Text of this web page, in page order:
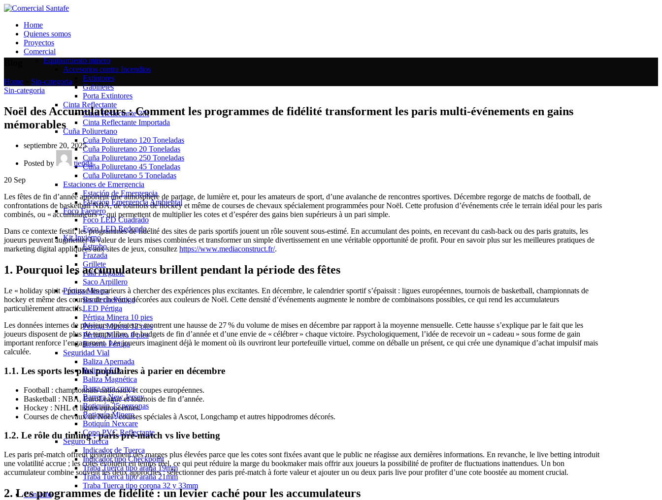
Home
Quienes somos
Proyectos
Comercial
Equipamiento minero
Accesorios contra Incendios
Extintores
Gabinetes
Porta Extintores
Cinta Reflectante
Cinta Reflectante 3M
Cinta Reflectante Importada
Cuña Poliuretano
Cuña Poliuretano 120 Toneladas
Cuña Poliuretano 20 Toneladas
Cuña Poliuretano 250 Toneladas
Cuña Poliuretano 45 Toneladas
Cuña Poliuretano 5 Toneladas
Estaciones de Emergencia
Estación de Emergencia
Estación Emergencia Ambiental
Foco Faenero
Foco LED Cuadrado
Foco LED Redondo
Kit Invierno
Estrobo
Frazada
Grillete
Pala Plegable
Saco Arpillero
Pértiga Minera
Banderín Pértiga
LED Pértiga
Pértiga Minera 10 pies
Pértiga Minera 12 pies
Pértiga Minera 8 pies
Resorte Pértiga
Seguridad Vial
Baliza Apernada
Baliza LED
Baliza Magnética
Barra para conos
Barrera New Jersey
Botiquín 25 personas
Botiquín Minero
Botiquín Nexcare
Cono PVC Reflectante
Seguro Tuerca
Indicador de Tuerca
Indicador tipo Checkpoint
Traba Tuerca tipo araña 19mm
Traba Tuerca tipo araña 21mm
Traba Tuerca tipo corona 32 y 33mm
Contacto
Home Sin-categoria
Sin-categoria
Noël des Accumulateurs : Comment les programmes de fidélité transforment les paris multi‑événements en gains
mémorables
septiembre 20, 2025
Posted by
tienda
20 Sep
Les fêtes de fin d’année apportent une atmosphère de partage, de lumière et, pour les amateurs de sport, d’une avalanche de rencontres sportives. Décembre regorge de matchs de football, de
confrontations de basketball NBA, de tournois de hockey et même de courses de chevaux spécialement programmées pour Noël. Cette profusion d’événements crée le terrain idéal pour les paris
combinés, ou « accumulateurs », qui permettent de multiplier les cotes et d’espérer des gains bien supérieurs à un pari simple.
Dans ce contexte festif, les programmes de fidélité des sites de paris sportifs jouent un rôle souvent sous‑estimé. En accumulant des points, en recevant du cash‑back ou des paris gratuits, les
joueurs peuvent augmenter la valeur de leurs mises combinées et transformer un simple divertissement en une véritable opportunité de profit. Pour en savoir plus sur les meilleures pratiques de
marketing digital appliquées aux sites de jeux, consultez https://www.mediaconstruct.fr/.
1. Pourquoi les accumulateurs brillent pendant la période des fêtes
Le « holiday spirit » pousse les parieurs à chercher des expériences plus excitantes. En décembre, le calendrier sportif s’épaissit : ligues européennes, tournois de basketball, championnats de
hockey et même des courses de chevaux décorées aux couleurs de Noël. Cette densité d’événements augmente le nombre de combinaisons possibles, ce qui rend les accumulateurs
particulièrement attractifs.
Les données internes de plusieurs opérateurs montrent une hausse de 27 % du volume de mises en décembre par rapport à la moyenne mensuelle. Cette hausse s’explique par le fait que les
joueurs disposent de plus de temps libre, de budgets de fin d’année et d’une envie de « célébrer » chaque victoire. Psychologiquement, l’idée de recevoir un « cadeau » sous forme de gain
important renforce l’engagement. Les joueurs imaginent déjà le moment où ils ouvriront leur portefeuille virtuel, comme on déballe un présent, ce qui crée une dynamique d’achat impulsif mais
calculée.
1.1. Les sports les plus populaires à parier en décembre
Football : championnats nationaux et coupes européennes.
Basketball : NBA, EuroLeague et tournois de fin d’année.
Hockey : NHL et ligues européennes.
Courses de chevaux de Noël : courses spéciales à Ascot, Longchamp et autres hippodromes décorés.
1.2. Le rôle du timing : paris pré‑match vs live betting
Les paris pré‑match offrent généralement des marges plus élevées parce que les cotes sont fixées avant que le public ne réagisse aux dernières informations. En revanche, le live betting introduit
une volatilité accrue ; les cotes évoluent en temps réel, ce qui peut réduire la marge du bookmaker mais offrir aux joueurs la possibilité de profiter de fluctuations inattendues. Un bon
accumulateur combine souvent les deux approches : sélectionner des paris pré‑match à forte valeur et ajouter un ou deux paris live pour profiter d’une cote boostée au moment crucial.
2. Les programmes de fidélité : un levier caché pour les accumulateurs